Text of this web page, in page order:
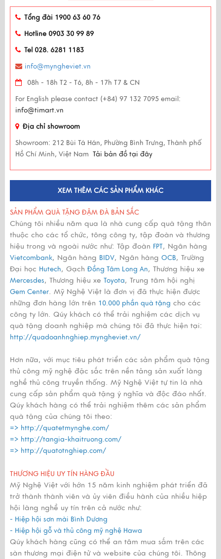
Tổng đài 1900 63 60 76
Hotline 0903 30 99 89
Tel 028. 6281 1183
info@myngheviet.vn
08h - 18h T2 - T6, 8h - 17h T7 & CN
For English please contact (+84) 97 132 7095 email:
info@timart.vn
Địa chỉ showroom
Showroom: 212 Bùi Tá Hán, Phường Bình Trưng, Thành phố
Hồ Chí Minh, Việt Nam Tải bản đồ tại đây
XEM THÊM CÁC SẢN PHẨM KHÁC
SẢN PHẨM QUÀ TẶNG ĐẬM ĐÀ BẢN SẮC
Chúng tôi nhiều năm qua là nhà cung cấp quà tặng thân
thuộc cho các tổ chức, tông công ty, tập đoàn và thương
hiệu trong và ngoài nước như: Tập đoàn FPT, Ngân hàng
Vietcombank, Ngân hàng BIDV, Ngân hàng OCB, Trường
Đại học Hutech, Gạch Đồng Tâm Long An, Thương hiệu xe
Mercesdes, Thương hiệu xe Toyota, Trung tâm hội nghị
Gem Center . Mỹ Nghệ Việt là đơn vị đã thực hiện được
những đơn hàng lớn trên 10.000 phần quà tặng cho các
công ty lớn. Qúy khách có thể trải nghiệm các dịch vụ
quà tặng doanh nghiệp mà chúng tôi đã thực hiện tại:
http://quadoanhnghiep.myngheviet.vn/
Hơn nữa, với mục tiêu phát triển các sản phẩm quà tặng
thủ công mỹ nghệ đặc sắc trên nền tảng sản xuất làng
nghề thủ công truyền thống. Mỹ Nghệ Việt tự tin là nhà
cung cấp sản phẩm quà tặng ý nghĩa và độc đáo nhất.
Qúy khách hàng có thể trải nghiệm thêm các sản phẩm
quà tặng của chúng tôi theo:
=> http://quatetmynghe.com/
=> http://tangia-khaitruong.com/
=> http://quatotnghiep.com/
THƯƠNG HIỆU UY TÍN HÀNG ĐẦU
Mỹ Nghệ Việt với hớn 15 năm kinh nghiệm phát triển đã
trở thành thành viên và ủy viên điều hành của nhiều hiệp
hội làng nghề uy tín trên cả nước như:
- Hiệp hội sơn mài Bình Dương
- Hiệp hội gỗ và thủ công mỹ nghệ Hawa
Qúy khách hàng cũng có thể an tâm mua sắm trên các
sàn thương mại điện tử và website của chúng tôi. Thông